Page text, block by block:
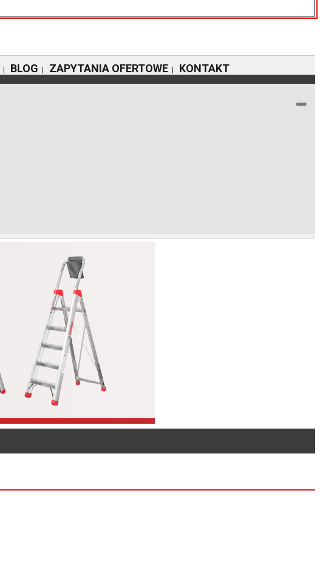
| BLOG | ZAPYTANIA OFERTOWE | KONTAKT